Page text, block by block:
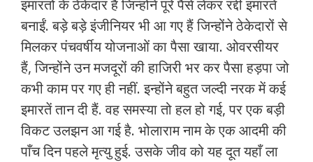
इमारतों के ठेकेदार हैं जिन्होंने पूरे पैसे लेकर रद्दी इमारतें
बनाईं. बड़े बड़े इंजीनियर भी आ गए हैं जिन्होंने ठेकेदारों से
मिलकर पंचवर्षीय योजनाओं का पैसा खाया. ओवरसीयर
हैं, जिन्होंने उन मजदूरों की हाजिरी भर कर पैसा हड़पा जो
कभी काम पर गए ही नहीं. इन्होंने बहुत जल्दी नरक में कई
इमारतें तान दी हैं. वह समस्या तो हल हो गई, पर एक बड़ी
विकट उलझन आ गई है. भोलाराम नाम के एक आदमी की
पाँच दिन पहले मृत्यु हुई. उसके जीव को यह दूत यहाँ ला